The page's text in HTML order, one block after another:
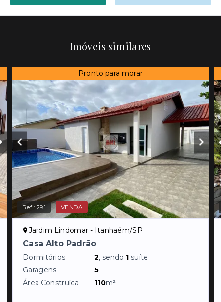
Imóveis similares
Pronto para morar
Ref.:291 VENDA
Jardim Lindomar - Itanhaém/SP
Casa Alto Padrão
Dormitórios 2, sendo 1 suíte
Garagens
5
Área Construída
110m²